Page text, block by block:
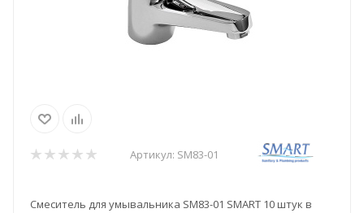
Артикул: SM83-01
Смеситель для умывальника SM83-01 SMART 10 штук в